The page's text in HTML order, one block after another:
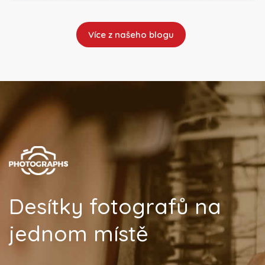
Více z našeho blogu
Desítky fotografů na
jednom místě